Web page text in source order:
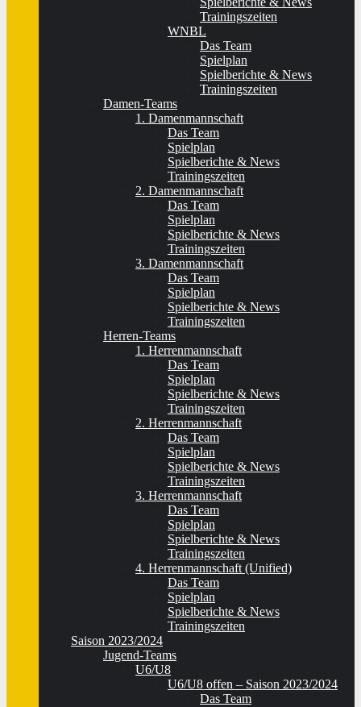
Trainingszeiten
WNBL
Das Team
Spielplan
Spielberichte & News
Trainingszeiten
Damen-Teams
1. Damenmannschaft
Das Team
Spielplan
Spielberichte & News
Trainingszeiten
2. Damenmannschaft
Das Team
Spielplan
Spielberichte & News
Trainingszeiten
3. Damenmannschaft
Das Team
Spielplan
Spielberichte & News
Trainingszeiten
Herren-Teams
1. Herrenmannschaft
Das Team
Spielplan
Spielberichte & News
Trainingszeiten
2. Herrenmannschaft
Das Team
Spielplan
Spielberichte & News
Trainingszeiten
3. Herrenmannschaft
Das Team
Spielplan
Spielberichte & News
Trainingszeiten
4. Herrenmannschaft (Unified)
Das Team
Spielplan
Spielberichte & News
Trainingszeiten
Saison 2023/2024
Jugend-Teams
U6/U8
U6/U8 offen – Saison 2023/2024
Das Team